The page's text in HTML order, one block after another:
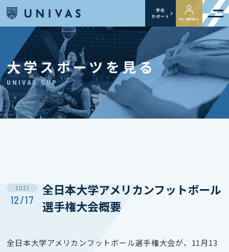
学生
サポート
My UNIVAS
大学スポーツを見る
UNIVAS CUP
2021
12/17
全日本大学アメリカンフットボール
選手権大会概要
全日本大学アメリカンフットボール選手権大会が、11月13